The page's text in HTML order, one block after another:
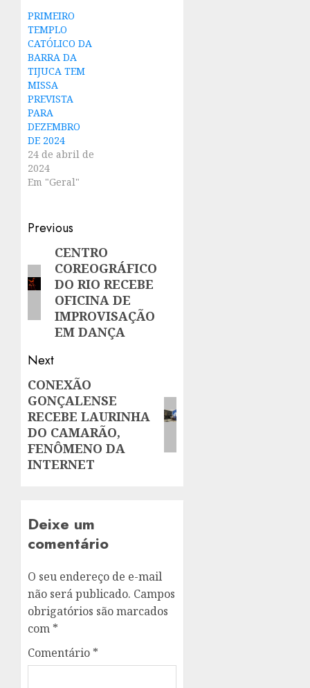
PRIMEIRO
TEMPLO
CATÓLICO DA
BARRA DA
TIJUCA TEM
MISSA
PREVISTA
PARA
DEZEMBRO
DE 2024
24 de abril de
2024
Em "Geral"
Post
navigation
Previous
Previous
post:
CENTRO
COREOGRÁFICO
DO RIO RECEBE
OFICINA DE
IMPROVISAÇÃO
EM DANÇA
Next
Next
post:
CONEXÃO
GONÇALENSE
RECEBE LAURINHA
DO CAMARÃO,
FENÔMENO DA
INTERNET
Deixe um
comentário
O seu endereço de e-mail
não será publicado. Campos
obrigatórios são marcados
com *
Comentário *